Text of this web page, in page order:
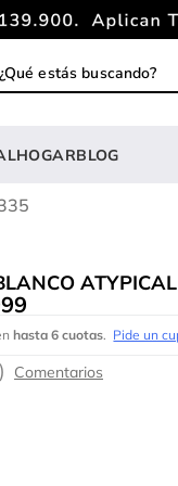
¿Qué estás buscando?
HOGARBLOG
)